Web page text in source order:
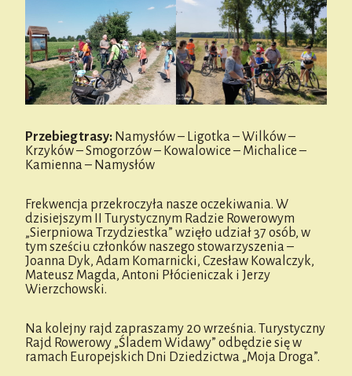
Przebieg trasy: Namysłów – Ligotka – Wilków –
Krzyków – Smogorzów – Kowalowice – Michalice –
Kamienna – Namysłów
Frekwencja przekroczyła nasze oczekiwania. W
dzisiejszym II Turystycznym Radzie Rowerowym
„Sierpniowa Trzydziestka” wzięło udział 37 osób, w
tym sześciu członków naszego stowarzyszenia –
Joanna Dyk, Adam Komarnicki, Czesław Kowalczyk,
Mateusz Magda, Antoni Płócieniczak i Jerzy
Wierzchowski.
Na kolejny rajd zapraszamy 20 września. Turystyczny
Rajd Rowerowy „Śladem Widawy” odbędzie się w
ramach Europejskich Dni Dziedzictwa „Moja Droga”.